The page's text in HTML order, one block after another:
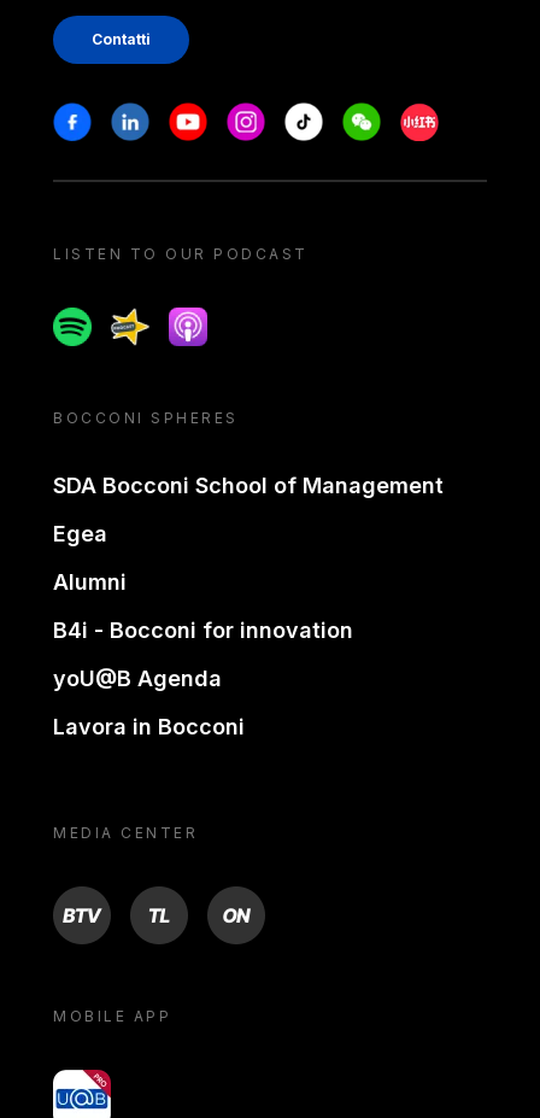
Contatti
Stay in touch
FacebookLinkedinYoutubeInstagram
Tiktok WeechatXiaohongshu/
LISTEN TO OUR PODCAST
SpotifySpreakerApple podcast
BOCCONI SPHERES
SDA Bocconi School of Management
Egea
Alumni
B4i - Bocconi for innovation
yoU@B Agenda
Lavora in Bocconi
MEDIA CENTER
BTV TL ON
MOBILE APP
yoU@B